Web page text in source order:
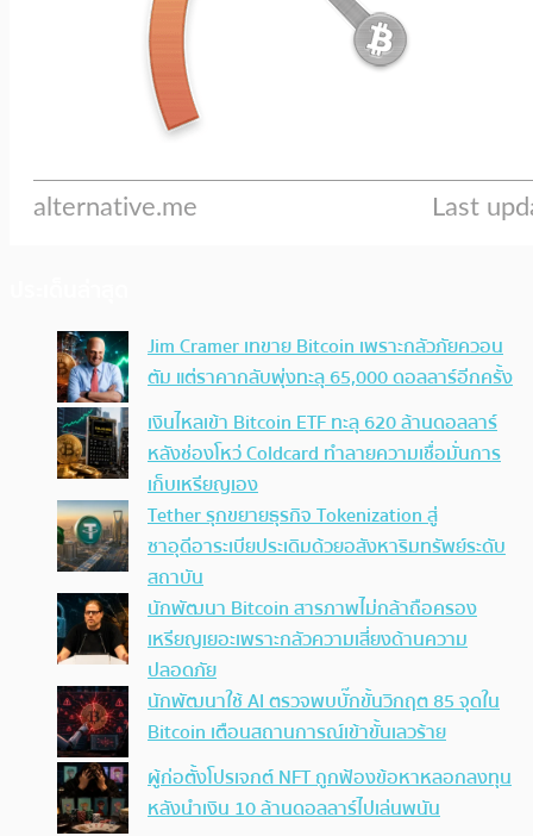
Jim Cramer เทขาย Bitcoin เพราะกลัวภัยควอน
ตัม แต่ราคากลับพุ่งทะลุ 65,000 ดอลลาร์อีกครั้ง
เงินไหลเข้า Bitcoin ETF ทะลุ 620 ล้านดอลลาร์
หลังช่องโหว่ Coldcard ทำลายความเชื่อมั่นการ
เก็บเหรียญเอง
Tether รุกขยายธุรกิจ Tokenization สู่
ซาอุดีอาระเบียประเดิมด้วยอสังหาริมทรัพย์ระดับ
สถาบัน
นักพัฒนา Bitcoin สารภาพไม่กล้าถือครอง
เหรียญเยอะเพราะกลัวความเสี่ยงด้านความ
ปลอดภัย
นักพัฒนาใช้ AI ตรวจพบบั๊กขั้นวิกฤต 85 จุดใน
Bitcoin เตือนสถานการณ์เข้าขั้นเลวร้าย
ผู้ก่อตั้งโปรเจกต์ NFT ถูกฟ้องข้อหาหลอกลงทุน
หลังนำเงิน 10 ล้านดอลลาร์ไปเล่นพนัน